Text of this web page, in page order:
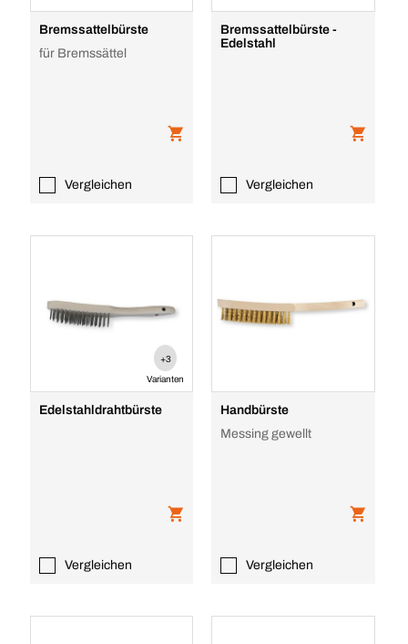
Bremssattelbürste
für Bremssättel
Vergleichen
Bremssattelbürste -
Edelstahl
Vergleichen
+3
Varianten
Edelstahldrahtbürste
Vergleichen
Handbürste
Messing gewellt
Vergleichen